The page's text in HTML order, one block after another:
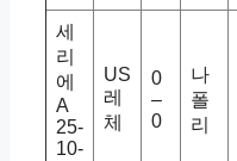
세
리
에
A
25-
10-
US
레
체
0
–
0
나
폴
리